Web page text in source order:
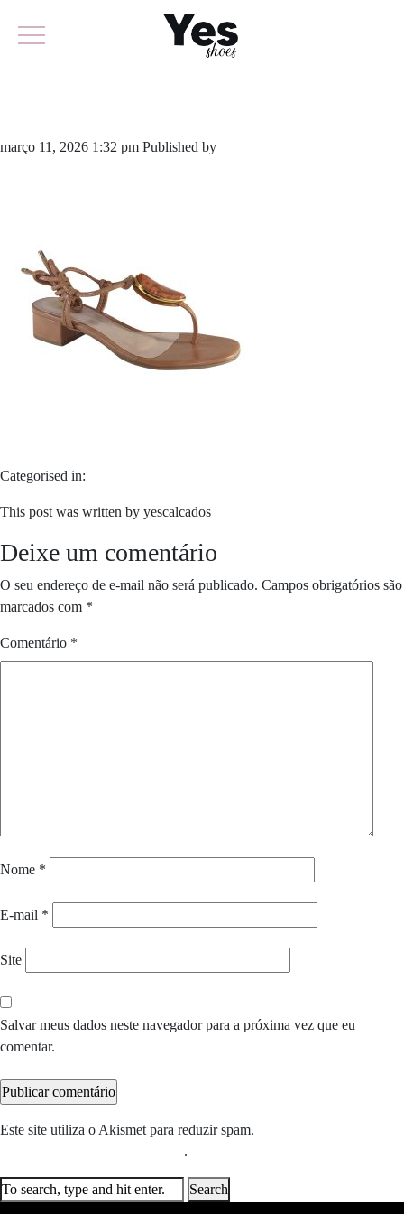
março 11, 2026 1:32 pm Published by
Categorised in:
This post was written by yescalcados
Deixe um comentário
O seu endereço de e-mail não será publicado. Campos obrigatórios são
marcados com *
Comentário *
Nome *
E-mail *
Site
Salvar meus dados neste navegador para a próxima vez que eu
comentar.
Este site utiliza o Akismet para reduzir spam.
.
Search